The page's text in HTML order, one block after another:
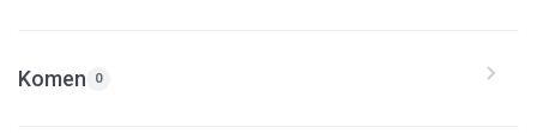
Komen 0